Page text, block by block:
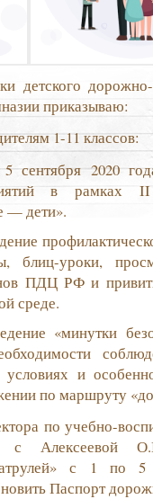
детского
приказываю:
1-11 классов:
2020
в рамках II
— дети».
блиц-уроки,
ПДЦ РФ и
среде.
«минутки
и
по маршруту
по учебно-
с Алексеевой
с 1 по
Паспорт